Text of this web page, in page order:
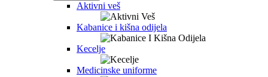
Aktivni veš
Kabanice i kišna odijela
Kecelje
Medicinske uniforme